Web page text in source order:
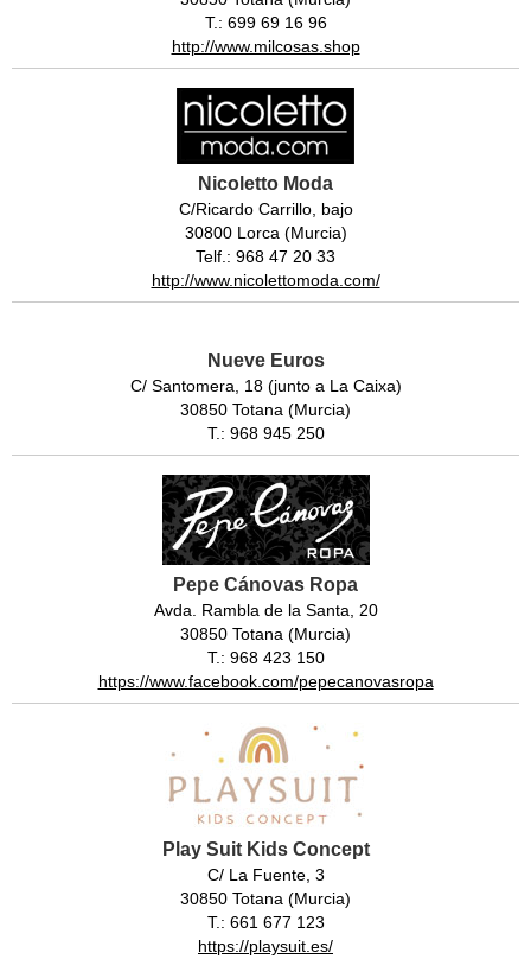
T.: 699 69 16 96
http://www.milcosas.shop
Nicoletto Moda
C/Ricardo Carrillo, bajo
30800 Lorca (Murcia)
Telf.: 968 47 20 33
http://www.nicolettomoda.com/
Nueve Euros
C/ Santomera, 18 (junto a La Caixa)
30850 Totana (Murcia)
T.: 968 945 250
Pepe Cánovas Ropa
Avda. Rambla de la Santa, 20
30850 Totana (Murcia)
T.: 968 423 150
https://www.facebook.com/pepecanovasropa
Play Suit Kids Concept
C/ La Fuente, 3
30850 Totana (Murcia)
T.: 661 677 123
https://playsuit.es/